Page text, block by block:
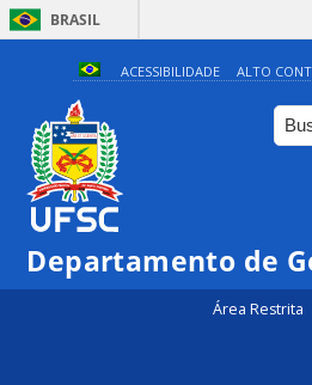
BRASIL
ACESSIBILIDADE ALTO
Departamento de
Área Restrita